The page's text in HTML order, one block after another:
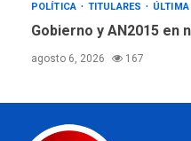
POLÍTICA TITULARES ÚLTIMA
Gobierno y AN2015 en
agosto 6, 2026 167